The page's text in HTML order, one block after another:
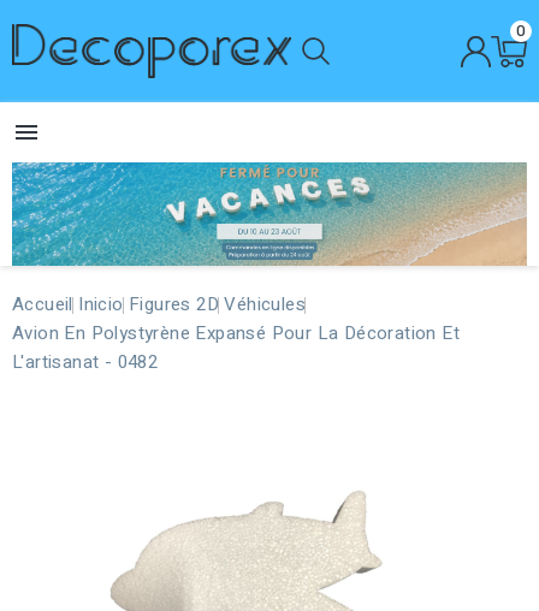
0

Accueil Inicio Figures 2D Véhicules
Avion En Polystyrène Expansé Pour La Décoration Et
L'artisanat - 0482